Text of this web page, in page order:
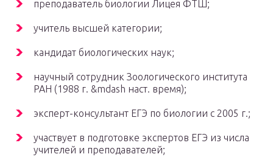
преподаватель биологии Лицея ФТШ;
учитель высшей категории;
кандидат биологических наук;
научный сотрудник Зоологического института
РАН (1988 г. &mdash наст. время);
эксперт-консультант ЕГЭ по биологии с 2005 г.;
участвует в подготовке экспертов ЕГЭ из числа
учителей и преподавателей;